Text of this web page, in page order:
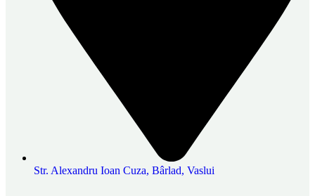
Str. Alexandru Ioan Cuza, Bârlad, Vaslui